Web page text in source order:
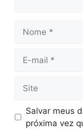
mail
Salvar meus
próxima vez